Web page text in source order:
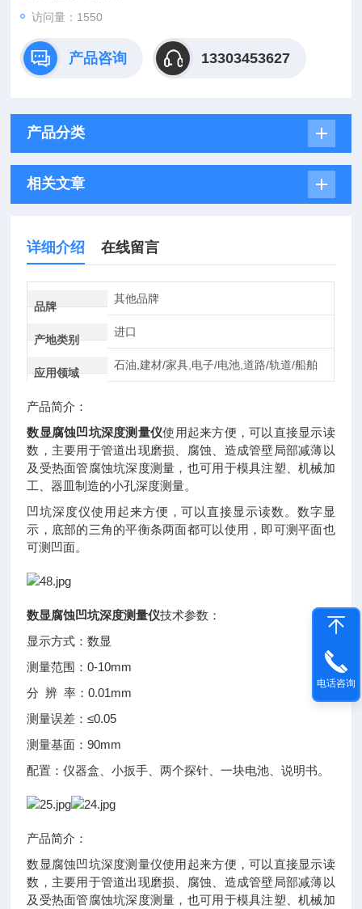
访问量：1550
产品咨询 13303453627
产品分类
相关文章
详细介绍 在线留言
品牌
其他品牌
产地类别
进口
应用领域
石油,建材/家具,电子/电池,道路/轨道/船舶
产品简介：
数显腐蚀凹坑深度测量仪使用起来方便，可以直接显示读
数，主要用于管道出现磨损、腐蚀、造成管壁局部减薄以
及受热面管腐蚀坑深度测量，也可用于模具注塑、机械加
工、器皿制造的小孔深度测量。
凹坑深度仪使用起来方便，可以直接显示读数。数字显
示，底部的三角的平衡条两面都可以使用，即可测平面也
可测凹面。
数显腐蚀凹坑深度测量仪技术参数：
显示方式：数显
测量范围：0-10mm
分 辨 率：0.01mm
测量误差：≤0.05
测量基面：90mm
配置：仪器盒、小扳手、两个探针、一块电池、说明书。
产品简介：
数显腐蚀凹坑深度测量仪使用起来方便，可以直接显示读
数，主要用于管道出现磨损、腐蚀、造成管壁局部减薄以
及受热面管腐蚀坑深度测量，也可用于模具注塑、机械加
电话咨询